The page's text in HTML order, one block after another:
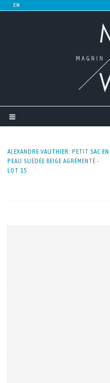
ALEXANDRE VAUTHIER: PETIT SAC EN
PEAU SUÉDÉE BEIGE AGRÉMENTÉ -
LOT 15